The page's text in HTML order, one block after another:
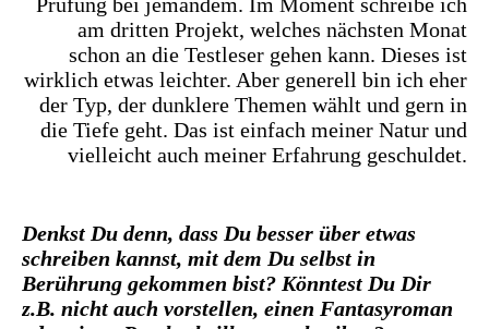
am dritten Projekt, welches nächsten Monat
schon an die Testleser gehen kann. Dieses ist
wirklich etwas leichter. Aber generell bin ich eher
der Typ, der dunklere Themen wählt und gern in
die Tiefe geht. Das ist einfach meiner Natur und
vielleicht auch meiner Erfahrung geschuldet.
Denkst Du denn, dass Du besser über etwas
schreiben kannst, mit dem Du selbst in
Berührung gekommen bist? Könntest Du Dir
z.B. nicht auch vorstellen, einen Fantasyroman